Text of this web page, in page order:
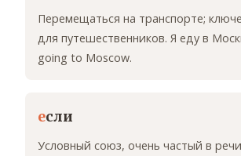
Перемещаться на транспорте;
для путешественников. Я еду в
going to Moscow.
если
Условный союз, очень частый в